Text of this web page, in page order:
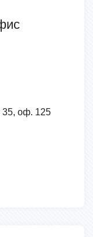
35, оф. 125